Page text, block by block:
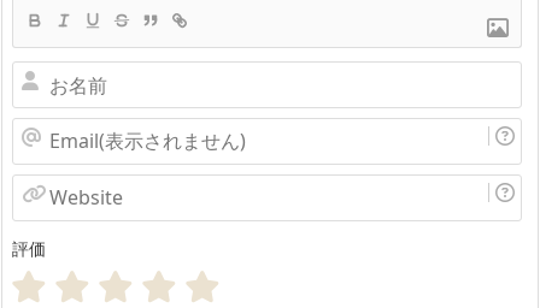
お
名
前
Email(表
示
さ
れ
ま
Website
評価